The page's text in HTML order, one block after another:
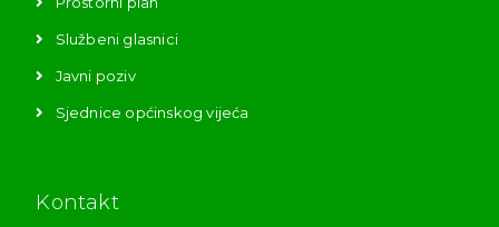
Službeni glasnici
Javni poziv
Sjednice općinskog vijeća
Kontakt